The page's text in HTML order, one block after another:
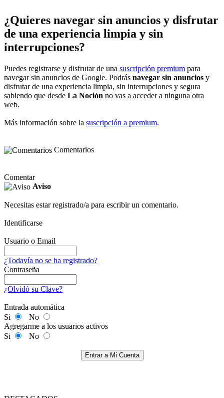
¿Quieres navegar sin anuncios y disfrutar
de una experiencia limpia y sin
interrupciones?
Puedes registrarse y disfrutar de una suscripción premium para
navegar sin anuncios de Google. Podrás navegar sin anuncios y
disfrutar de una experiencia limpia, sin interrupciones y segura
sabiendo que desde La Noción no vas a acceder a ninguna otra
web.
Más información sobre la suscripción a premium.
Comentarios
Comentar
Aviso
Necesitas estar registrado/a para escribir un comentario.
Identificarse
Usuario o Email
¿Todavía no se ha registrado?
Contraseña
¿Olvidó su Clave?
Entrada automática
Si
No
Agregarme a los usuarios activos
Si
No
Entrar a Mi Cuenta